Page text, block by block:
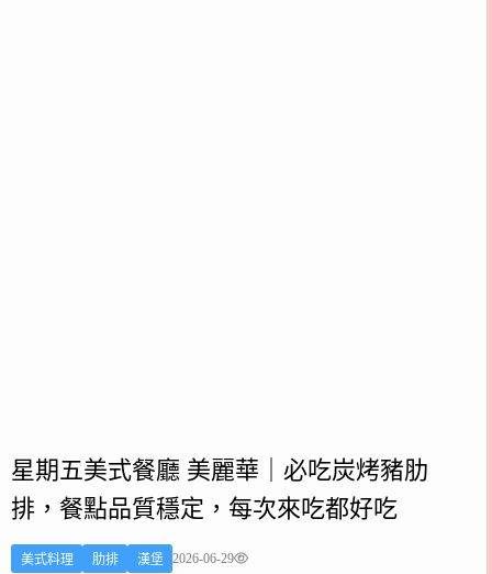
星期五美式餐廳 美麗華｜必吃炭烤豬肋
排，餐點品質穩定，每次來吃都好吃
美式料理 肋排 漢堡 2026-06-29